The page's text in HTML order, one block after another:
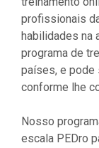
profissionais
habilidades na
programa de
países, e pode
conforme lhe
Nosso
escala PEDro